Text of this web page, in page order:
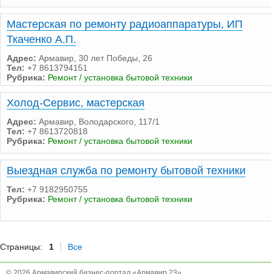
Мастерская по ремонту радиоаппаратуры, ИП
Ткаченко А.П.
Адрес: Армавир, 30 лет Победы, 26
Тел: +7 8613794151
Рубрика: Ремонт / установка бытовой техники
Холод-Сервис, мастерская
Адрес: Армавир, Володарского, 117/1
Тел: +7 8613720818
Рубрика: Ремонт / установка бытовой техники
Выездная служба по ремонту бытовой техники
Тел: +7 9182950755
Рубрика: Ремонт / установка бытовой техники
Страницы: 1 Все